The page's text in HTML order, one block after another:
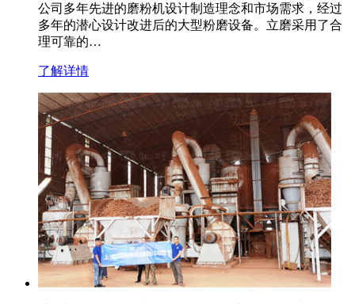
公司多年先进的磨粉机设计制造理念和市场需求，经过
多年的潜心设计改进后的大型粉磨设备。立磨采用了合
理可靠的…
了解详情